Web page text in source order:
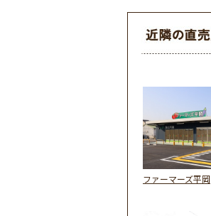
ファーマーズ平岡